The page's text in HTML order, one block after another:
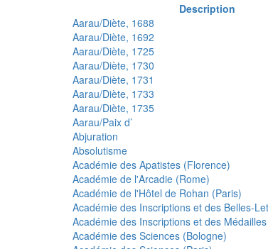
Description
Aarau/Diète, 1688
Aarau/Diète, 1692
Aarau/Diète, 1725
Aarau/Diète, 1730
Aarau/Diète, 1731
Aarau/Diète, 1733
Aarau/Diète, 1735
Aarau/Paix d’
Abjuration
Absolutisme
Académie des Apatistes (Florence)
Académie de l'Arcadie (Rome)
Académie de l'Hôtel de Rohan (Paris)
Académie des Inscriptions et des Belles-
Académie des Inscriptions et des
Académie des Sciences (Bologne)